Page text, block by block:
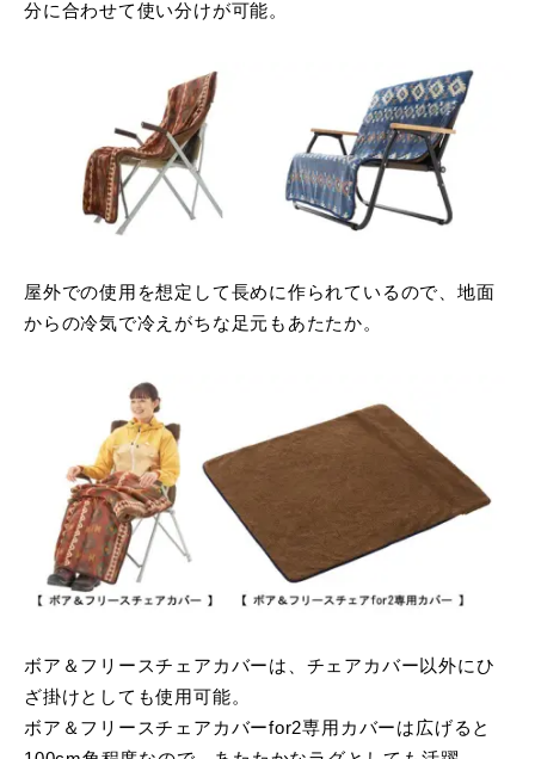
分に合わせて使い分けが可能。
屋外での使用を想定して長めに作られているので、地面
からの冷気で冷えがちな足元もあたたか。
ボア＆フリースチェアカバーは、チェアカバー以外にひ
ざ掛けとしても使用可能。
ボア＆フリースチェアカバーfor2専用カバーは広げると